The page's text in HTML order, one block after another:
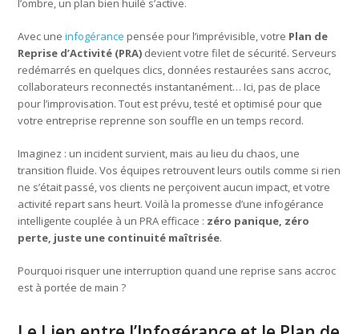
l’ombre, un plan bien huilé s’active.
Avec uneinfogérance pensée pour l’imprévisible, votre Plan de
Reprise d’Activité (PRA) devient votre filet de sécurité. Serveurs
redémarrés en quelques clics, données restaurées sans accroc,
collaborateurs reconnectés instantanément… Ici, pas de place
pour l’improvisation. Tout est prévu, testé et optimisé pour que
votre entreprise reprenne son souffle en un temps record.
Imaginez : un incident survient, mais au lieu du chaos, une
transition fluide. Vos équipes retrouvent leurs outils comme si rien
ne s’était passé, vos clients ne perçoivent aucun impact, et votre
activité repart sans heurt. Voilà la promesse d’une infogérance
intelligente couplée à un PRA efficace : zéro panique, zéro
perte, juste une continuité maîtrisée.
Pourquoi risquer une interruption quand une reprise sans accroc
est à portée de main ?